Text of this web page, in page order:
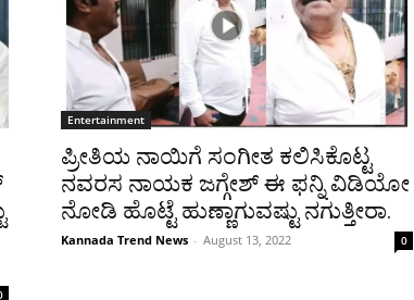
Entertainment
ಪ್ರೀತಿಯ ನಾಯಿಗೆ ಸಂಗೀತ ಕಲಿಸಿಕೊಟ್ಟ
ನವರಸ ನಾಯಕ ಜಗ್ಗೇಶ್ ಈ ಫನ್ನಿ ವಿಡಿಯೋ
ನೋಡಿ ಹೊಟ್ಟೆ ಹುಣ್ಣಾಗುವಷ್ಟು ನಗುತ್ತೀರಾ.
Kannada Trend News - August 13, 2022 0